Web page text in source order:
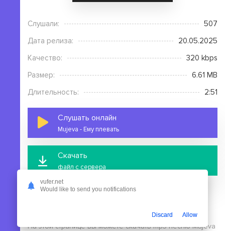
Слушали:
507
Дата релиза:
20.05.2025
Качество:
320 kbps
Размер:
6.61 MB
Длительность:
2:51
Слушать онлайн
Mujeva - Ему плевать
Скачать
файл с сервера
На этой странице вы можете скачать mp3 песню Mujeva
vufer.net
Would like to send you notifications
Discard Allow